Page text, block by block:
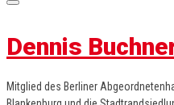
Dennis
Mitglied des Berliner